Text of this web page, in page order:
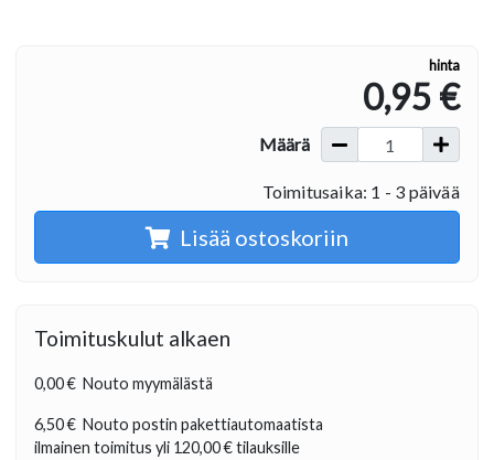
hinta
0,95 €
Määrä
Toimitusaika: 1 - 3 päivää
Lisää ostoskoriin
Toimituskulut alkaen
0,00 € Nouto myymälästä
6,50 € Nouto postin pakettiautomaatista
ilmainen toimitus yli 120,00 €tilauksille